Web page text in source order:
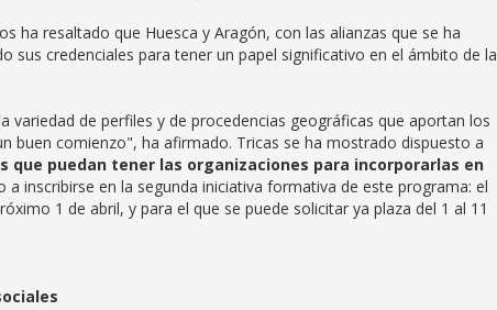
ha resaltado que Huesca y Aragón, con las alianzas que se ha
sus credenciales para tener un papel significativo en el ámbito de la
de perfiles y de procedencias geográficas que aportan los
buen comienzo", ha afirmado. Tricas se ha mostrado dispuesto a
que puedan tener las organizaciones para incorporarlas en
a inscribirse en la segunda iniciativa formativa de este programa: el
1 de abril, y para el que se puede solicitar ya plaza del 1 al 11